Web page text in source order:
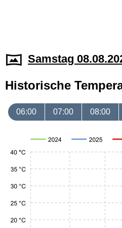
Samstag
Historische
06:00 07:00 08:00